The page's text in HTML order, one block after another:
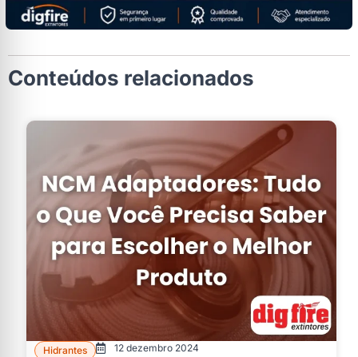
Conteúdos relacionados
Hidrantes 12 dezembro 2024